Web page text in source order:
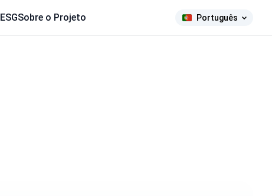
ESGSobre o Projeto Português